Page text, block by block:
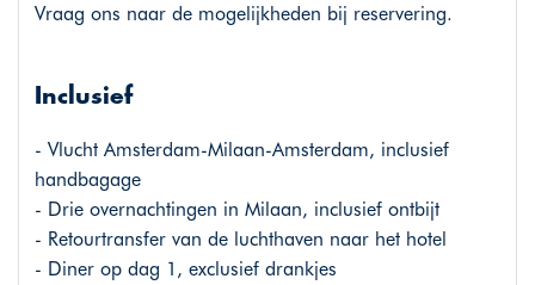
Vraag ons naar de mogelijkheden bij reservering.
Inclusief
- Vlucht Amsterdam-Milaan-Amsterdam, inclusief
handbagage
- Drie overnachtingen in Milaan, inclusief ontbijt
- Retourtransfer van de luchthaven naar het hotel
- Diner op dag 1, exclusief drankjes